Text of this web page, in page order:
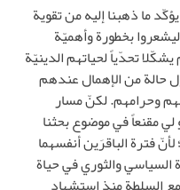
ما ذهبنا إليه من تقوية
بخطورة وأهميّة
تحدّياً لحياتهم الدينيّة
حالة من الإهمال عندهم
وحرامهم. لكنّ مسار
لي مقنعاً في موضوع بحثنا
لأنّ فترة الباقرَين أنفسهما
والثوري في حياة